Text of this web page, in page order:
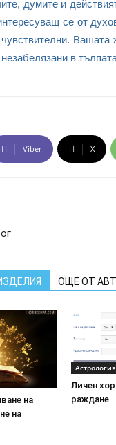
думите и
се от
Вашата
в
Viber X
ОЩЕ ОТ
на
на
Астрология
Личен
раждане